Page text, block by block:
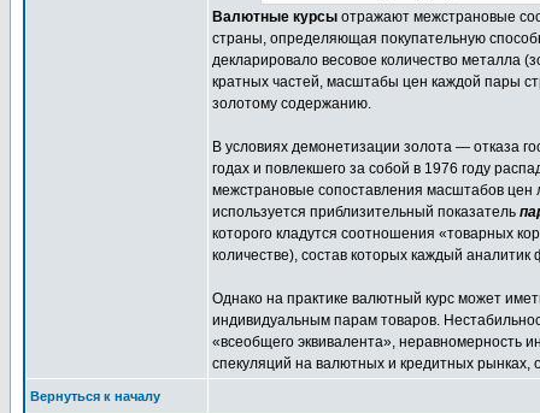
Валютные курсы отражают межстрановые
страны, определяющая покупательную
декларировало весовое количество металла
кратных частей, масштабы цен каждой пары
золотому содержанию.
В условиях демонетизации золота — отказа
годах и повлекшего за собой в 1976 году
межстрановые сопоставления масштабов цен
используется приблизительный показатель
которого кладутся соотношения «товарных
количестве), состав которых каждый
Однако на практике валютный курс может
индивидуальным парам товаров.
«всеобщего эквивалента», неравномерность
спекуляций на валютных и кредитных рынках,
Вернуться к началу